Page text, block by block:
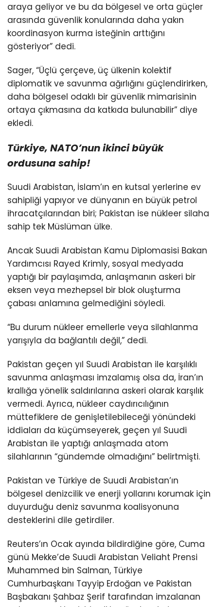
araya geliyor ve bu da bölgesel ve orta güçler
arasında güvenlik konularında daha yakın
koordinasyon kurma isteğinin arttığını
gösteriyor” dedi.
Sager, “Üçlü çerçeve, üç ülkenin kolektif
diplomatik ve savunma ağırlığını güçlendirirken,
daha bölgesel odaklı bir güvenlik mimarisinin
ortaya çıkmasına da katkıda bulunabilir” diye
ekledi.
Türkiye, NATO’nunikinci büyük
ordusuna sahip!
Suudi Arabistan, İslam’ın en kutsal yerlerine ev
sahipliği yapıyor ve dünyanın en büyük petrol
ihracatçılarından biri; Pakistan ise nükleer silaha
sahip tek Müslüman ülke.
Ancak Suudi Arabistan Kamu Diplomasisi Bakan
Yardımcısı Rayed Krimly, sosyal medyada
yaptığı bir paylaşımda, anlaşmanın askeri bir
eksen veya mezhepsel bir blok oluşturma
çabası anlamına gelmediğini söyledi.
“Bu durum nükleer emellerle veya silahlanma
yarışıyla da bağlantılı değil,” dedi.
Pakistan geçen yıl Suudi Arabistan ile karşılıklı
savunma anlaşması imzalamış olsa da, İran’ın
krallığa yönelik saldırılarına askeri olarak karşılık
vermedi. Ayrıca, nükleer caydırıcılığının
müttefiklere de genişletilebileceği yönündeki
iddiaları da küçümseyerek, geçen yıl Suudi
Arabistan ile yaptığı anlaşmada atom
silahlarının “gündemde olmadığını” belirtmişti.
Pakistan ve Türkiye de Suudi Arabistan’ın
bölgesel denizcilik ve enerji yollarını korumak için
duyurduğu deniz savunma koalisyonuna
desteklerini dile getirdiler.
Reuters’ın Ocak ayında bildirdiğine göre, Cuma
günü Mekke’de Suudi Arabistan Veliaht Prensi
Muhammed bin Salman, Türkiye
Cumhurbaşkanı Tayyip Erdoğan ve Pakistan
Başbakanı Şahbaz Şerif tarafından imzalanan